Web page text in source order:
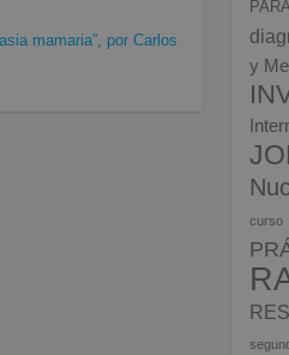
mamaria”, por Carlos
y
curso